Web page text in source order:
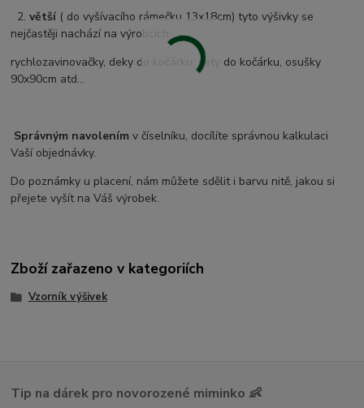
2.větší ( do vyšívacího rámečku 13x18cm) tyto výšivky se
nejčastěji nachází na výrobcích:
rychlozavinovačky, deky do kočárku, sety do kočárku, osušky
90x90cm atd...
Správným navolením v číselníku, docílíte správnou kalkulaci
Vaší objednávky.
Do poznámky u placení, nám můžete sdělit i barvu nitě, jakou si
přejete vyšít na Váš výrobek.
Zboží zařazeno v kategoriích
Vzorník výšivek
Tip na dárek pro novorozené miminko 👶